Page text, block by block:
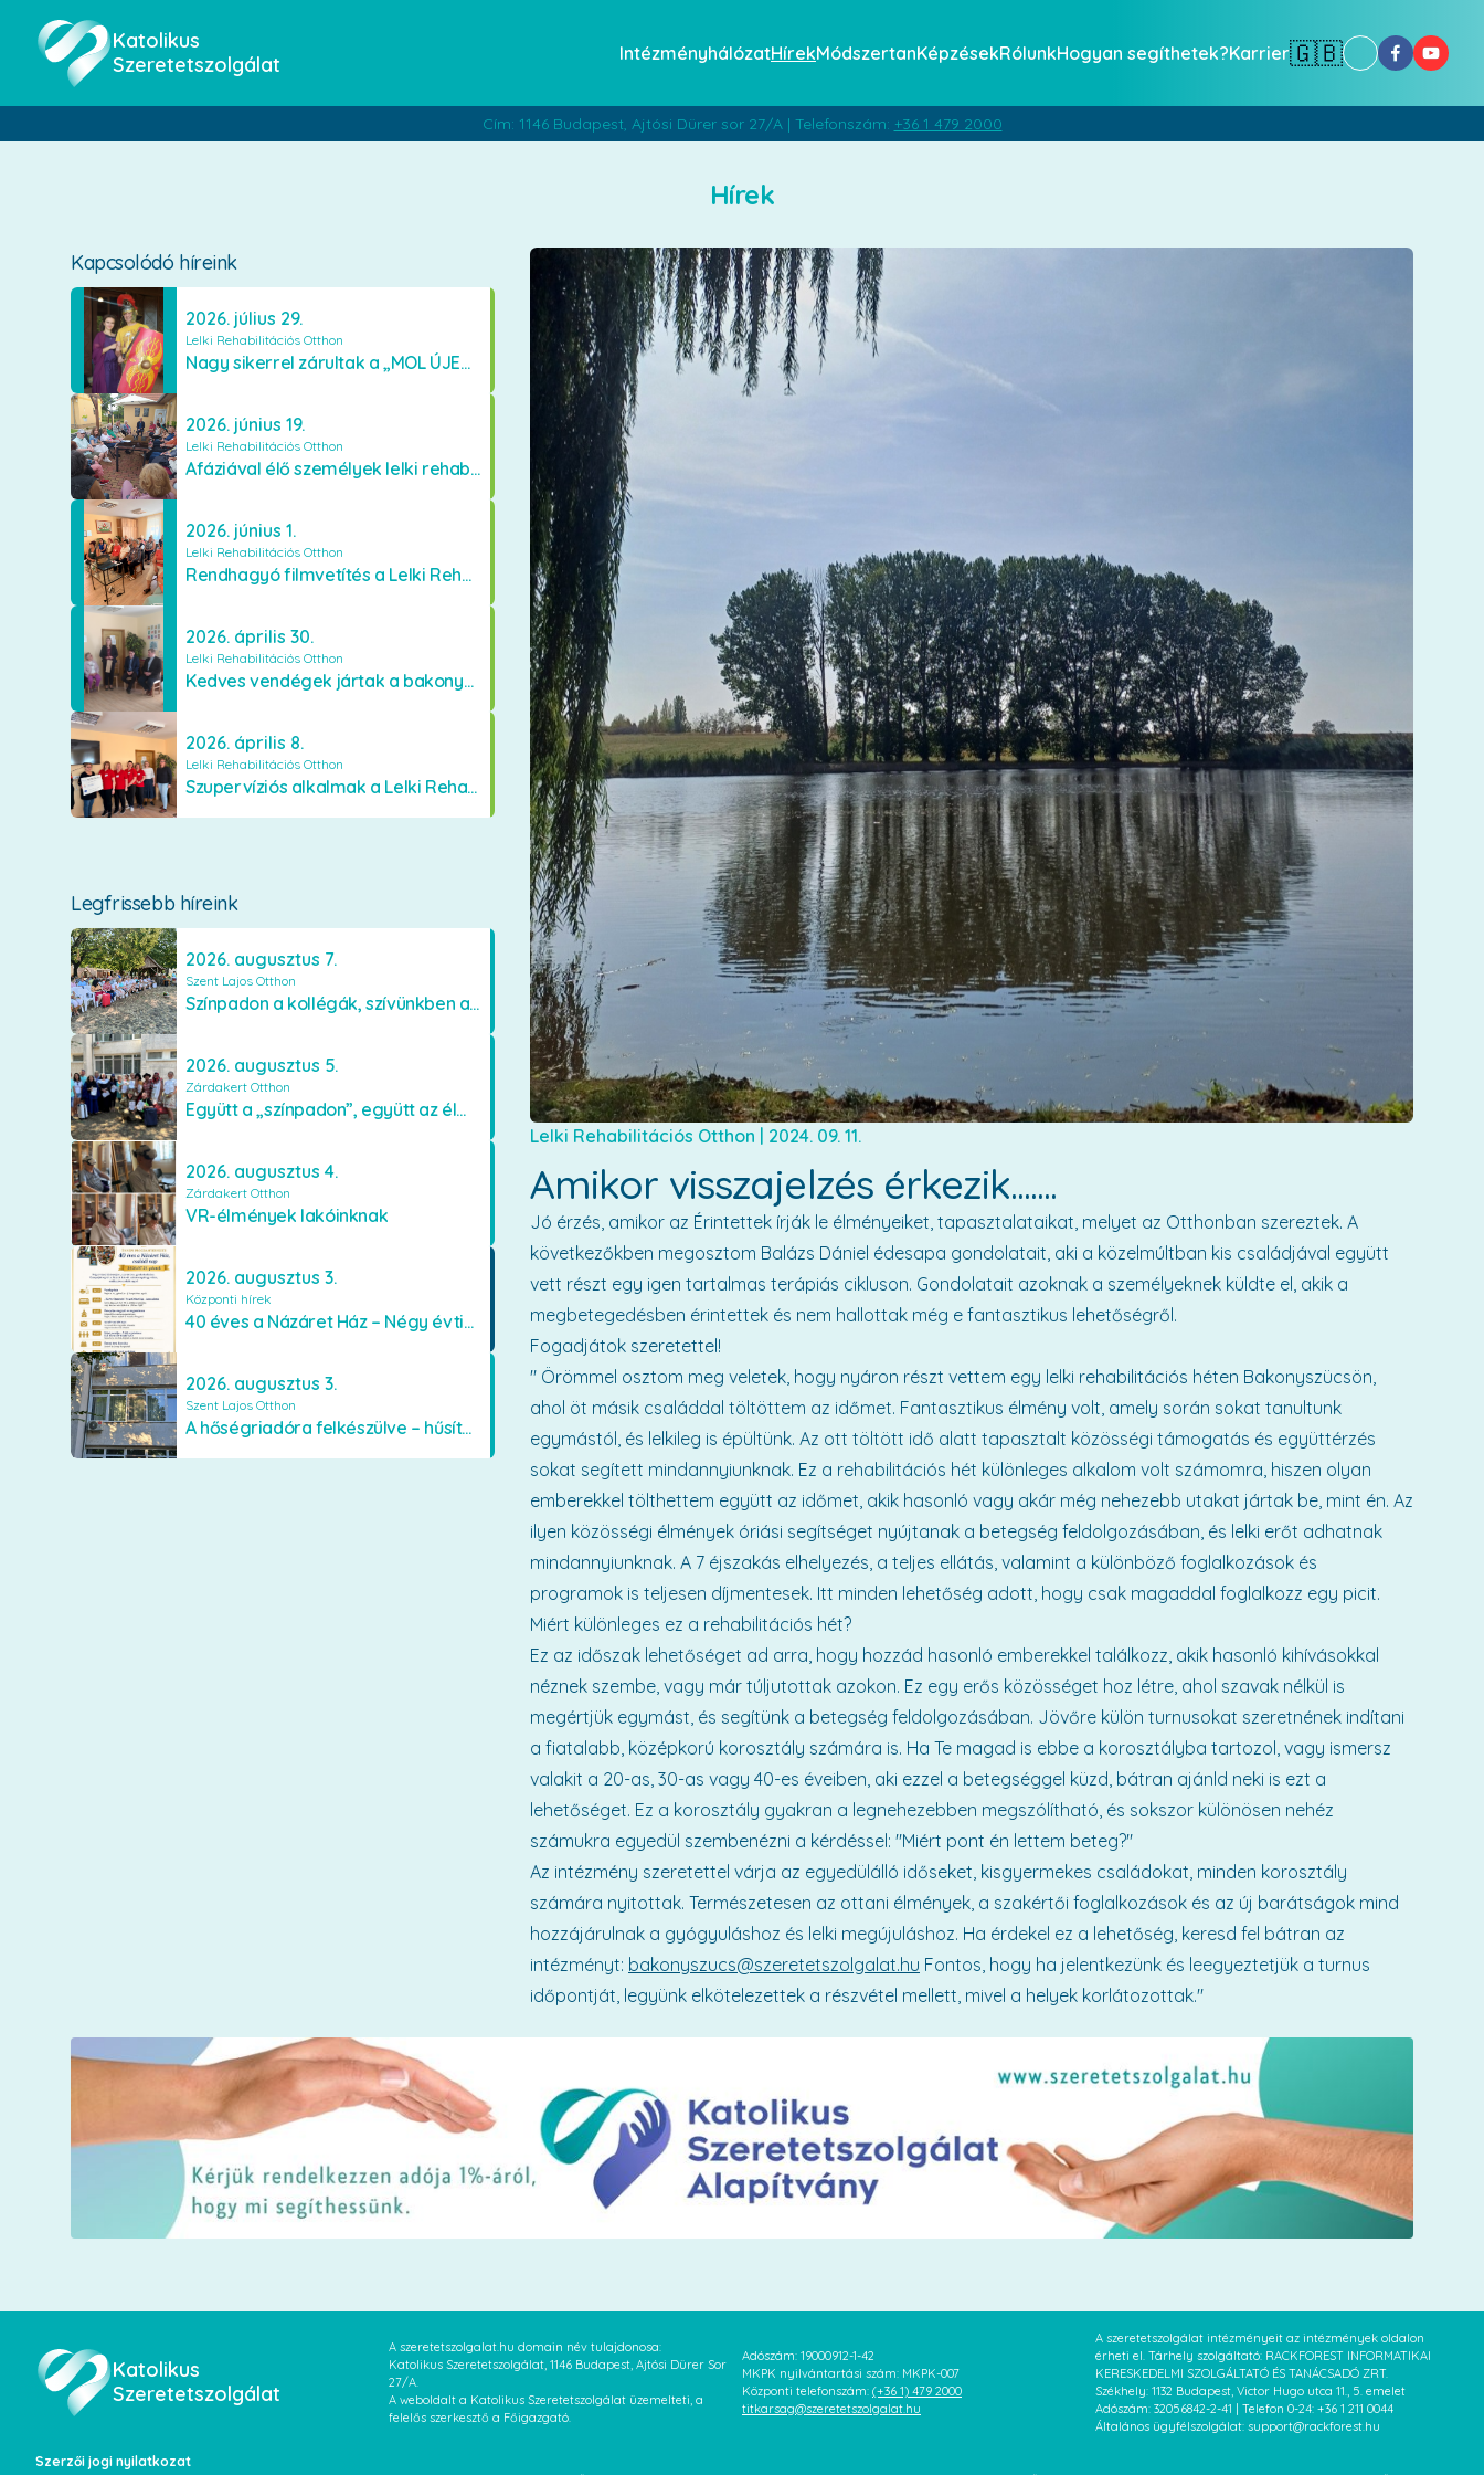
Katolikus
Szeretetszolgálat
IntézményhálózatHírekMódszertanKépzésekRólunkHogyan segíthetek?Karrier🇬🇧
Cím: 1146 Budapest, Ajtósi Dürer sor 27/A | Telefonszám: +36 1 479 2000
Hírek
Kapcsolódó híreink
2026. július 29.
Lelki Rehabilitációs Otthon
Nagy sikerrel zárultak a „MOL ÚJEURÓPA ALAPÍTVÁNY” támogatásával szervezett terápiás ciklusok
2026. június 19.
Lelki Rehabilitációs Otthon
Afáziával élő személyek lelki rehabilitáción az Otthonban
2026. június 1.
Lelki Rehabilitációs Otthon
Rendhagyó filmvetítés a Lelki Rehabilitációs Otthonban
2026. április 30.
Lelki Rehabilitációs Otthon
Kedves vendégek jártak a bakonyszücsi Lelki Rehabilitációs Otthonban
2026. április 8.
Lelki Rehabilitációs Otthon
Szupervíziós alkalmak a Lelki Rehabilitációs Otthonban Bakonyszücsön
Legfrissebb híreink
2026. augusztus 7.
Szent Lajos Otthon
Színpadon a kollégák, szívünkben a lakók
2026. augusztus 5.
Zárdakert Otthon
Együtt a „színpadon”, együtt az élményekért 🎭✨
2026. augusztus 4.
Zárdakert Otthon
VR-élmények lakóinknak
2026. augusztus 3.
Központi hírek
40 éves a Názáret Ház – Négy évtized szeretetben és gondoskodásban
2026. augusztus 3.
Szent Lajos Otthon
A hőségriadóra felkészülve – hűsítő fejlesztések a Szent Lajos Otthonban
Lelki Rehabilitációs Otthon | 2024. 09. 11.
Amikor visszajelzés érkezik.......
Jó érzés, amikor az Érintettek írják le élményeiket, tapasztalataikat, melyet az Otthonban szereztek. A
következőkben megosztom Balázs Dániel édesapa gondolatait, aki a közelmúltban kis családjával együtt
vett részt egy igen tartalmas terápiás cikluson. Gondolatait azoknak a személyeknek küldte el, akik a
megbetegedésben érintettek és nem hallottak még e fantasztikus lehetőségről.
Fogadjátok szeretettel!
" Örömmel osztom meg veletek, hogy nyáron részt vettem egy lelki rehabilitációs héten Bakonyszücsön,
ahol öt másik családdal töltöttem az időmet. Fantasztikus élmény volt, amely során sokat tanultunk
egymástól, és lelkileg is épültünk. Az ott töltött idő alatt tapasztalt közösségi támogatás és együttérzés
sokat segített mindannyiunknak. Ez a rehabilitációs hét különleges alkalom volt számomra, hiszen olyan
emberekkel tölthettem együtt az időmet, akik hasonló vagy akár még nehezebb utakat jártak be, mint én. Az
ilyen közösségi élmények óriási segítséget nyújtanak a betegség feldolgozásában, és lelki erőt adhatnak
mindannyiunknak. A 7 éjszakás elhelyezés, a teljes ellátás, valamint a különböző foglalkozások és
programok is teljesen díjmentesek. Itt minden lehetőség adott, hogy csak magaddal foglalkozz egy picit.
Miért különleges ez a rehabilitációs hét?
Ez az időszak lehetőséget ad arra, hogy hozzád hasonló emberekkel találkozz, akik hasonló kihívásokkal
néznek szembe, vagy már túljutottak azokon. Ez egy erős közösséget hoz létre, ahol szavak nélkül is
megértjük egymást, és segítünk a betegség feldolgozásában. Jövőre külön turnusokat szeretnének indítani
a fiatalabb, középkorú korosztály számára is. Ha Te magad is ebbe a korosztályba tartozol, vagy ismersz
valakit a 20-as, 30-as vagy 40-es éveiben, aki ezzel a betegséggel küzd, bátran ajánld neki is ezt a
lehetőséget. Ez a korosztály gyakran a legnehezebben megszólítható, és sokszor különösen nehéz
számukra egyedül szembenézni a kérdéssel: "Miért pont én lettem beteg?"
Az intézmény szeretettel várja az egyedülálló időseket, kisgyermekes családokat, minden korosztály
számára nyitottak. Természetesen az ottani élmények, a szakértői foglalkozások és az új barátságok mind
hozzájárulnak a gyógyuláshoz és lelki megújuláshoz. Ha érdekel ez a lehetőség, keresd fel bátran az
intézményt: bakonyszucs@szeretetszolgalat.hu Fontos, hogy ha jelentkezünk és leegyeztetjük a turnus
időpontját, legyünk elkötelezettek a részvétel mellett, mivel a helyek korlátozottak."
Katolikus
Szeretetszolgálat
A szeretetszolgalat.hu domain név tulajdonosa:
Katolikus Szeretetszolgálat, 1146 Budapest, Ajtósi Dürer Sor
27/A.
A weboldalt a Katolikus Szeretetszolgálat üzemelteti, a
felelős szerkesztő a Főigazgató.
Adószám: 19000912-1-42
MKPK nyilvántartási szám: MKPK-007
Központi telefonszám: (+36 1) 479 2000
titkarsag@szeretetszolgalat.hu
A szeretetszolgálat intézményeit az intézmények oldalon
érheti el. Tárhely szolgáltató: RACKFOREST INFORMATIKAI
KERESKEDELMI SZOLGÁLTATÓ ÉS TANÁCSADÓ ZRT.
Székhely: 1132 Budapest, Victor Hugo utca 11., 5. emelet
Adószám: 32056842-2-41 | Telefon 0-24: +36 1 211 0044
Általános ügyfélszolgálat: support@rackforest.hu
Szerzői jogi nyilatkozat